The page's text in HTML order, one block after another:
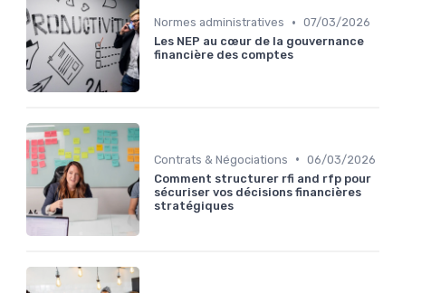
Normes administratives • 07/03/2026
Les NEP au cœur de la gouvernance
financière des comptes
Contrats & Négociations • 06/03/2026
Comment structurer rfi and rfp pour
sécuriser vos décisions financières
stratégiques